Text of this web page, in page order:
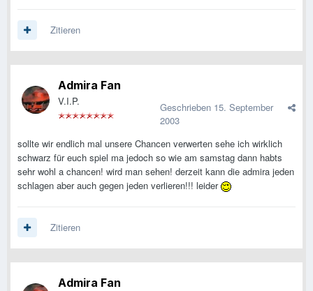
Zitieren
Admira Fan
V.I.P. Geschrieben 15. September
2003
sollte wir endlich mal unsere Chancen verwerten sehe ich wirklich
schwarz für euch spiel ma jedoch so wie am samstag dann habts
sehr wohl a chancen! wird man sehen! derzeit kann die admira jeden
schlagen aber auch gegen jeden verlieren!!! leider
Zitieren
Admira Fan